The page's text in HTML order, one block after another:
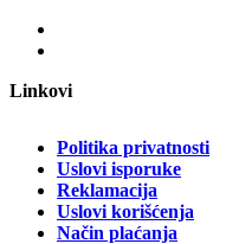
Linkovi
Politika privatnosti
Uslovi isporuke
Reklamacija
Uslovi korišćenja
Način plaćanja